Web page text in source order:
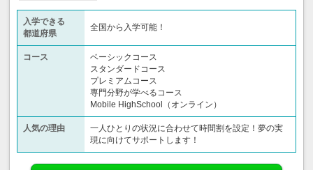
入学できる
都道府県
全国から入学可能！
コース
ベーシックコース
スタンダードコース
プレミアムコース
専門分野が学べるコース
Mobile HighSchool（オンライン）
人気の理由
一人ひとりの状況に合わせて時間割を設定！夢の実
現に向けてサポートします！